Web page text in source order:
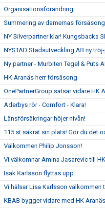
Organisationsförändring
Summering av damernas
NY Silverpartner klar! Kungsbacka
NYSTAD Stadsutveckling AB ny
Ny partner - Murbiten Tegel & Puts
HK Aranäs herr försäsong
OnePartnerGroup satsar vidare HK
Aderbys rör - Comfort - Klara!
Länsförsäkringar höjer nivån!
115 st säkrat sin plats! Gör du det
Välkommen Philip Jonsson!
Vi välkomnar Amina Jasarevic till
Isak Karlsson flyttas upp
Vi hälsar Lisa Karlsson välkommen
KBAB bygger vidare med HK